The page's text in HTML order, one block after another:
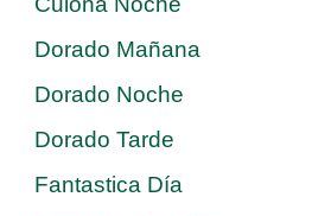
Dorado Mañana
Dorado Noche
Dorado Tarde
Fantastica Día